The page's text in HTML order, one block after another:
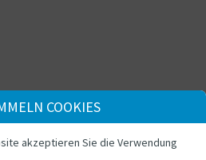
COOKIES
akzeptieren Sie die Verwendung